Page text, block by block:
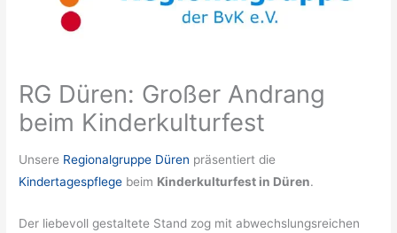
RG Düren: Großer Andrang
beim Kinderkulturfest
Unsere Regionalgruppe Düren präsentiert die
Kindertagespflege beim Kinderkulturfest in Düren.
Der liebevoll gestaltete Stand zog mit abwechslungsreichen